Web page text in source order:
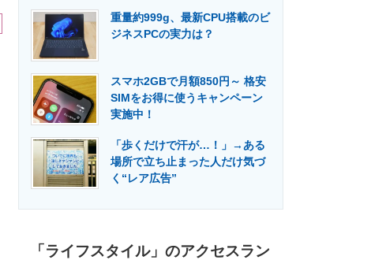
重量約999g、最新CPU搭載のビ
ジネスPCの実力は？
スマホ2GBで月額850円～ 格安
SIMをお得に使うキャンペーン
実施中！
「歩くだけで汗が…！」→ある
場所で立ち止まった人だけ気づ
く“レア広告”
「ライフスタイル」のアクセスラン